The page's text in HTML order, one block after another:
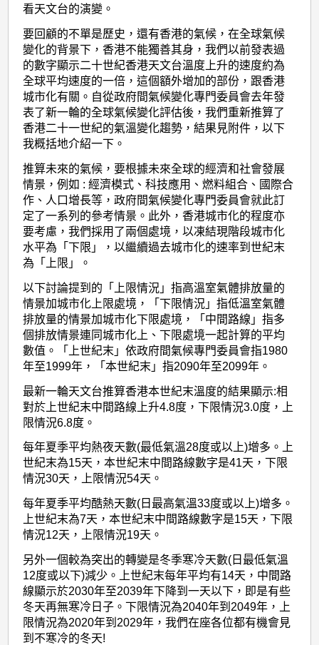
看天文台的演變。
要回顧的不單是歷史，還有香港的氣候，在全球氣候
變化的背景下，香港不能獨善其身，我們以前發表過
的數字顯示二十世紀香港天文台溫度上升的速度約為
全球平均速度的一倍，這個額外增加的部份，跟香港
城市化有關。自從政府間氣候變化專門委員會去年發
表了新一輪的全球氣候變化評估後，我們重新推算了
香港二十一世紀的氣溫變化趨勢，結果見附件，以下
我概括地介紹一下。
推算未來的氣候，要根據未來全球的經濟和社會發展
情景，例如 : 經濟模式、科技應用、燃料組合、國際合
作、人口增長等，政府間氣候變化專門委員會就此訂
定了一系列的參考情景。此外，香港城市化的程度亦
要考慮，我們採用了兩個處境，以凍結現階段城市化
水平為「下限」，以繼續過去城市化的速率到世紀末
為「上限」。
以下討論提到的「上限情況」指高溫室氣體排放量的
情景加城市化上限處境，「下限情況」指低溫室氣體
排放量的情景加城市化下限處境，「中間路線」指多
個排放情景連同城市化上、下限處境一起計算的平均
數值。「上世紀末」依政府間氣候專門委員會指1980
年至1999年，「本世紀末」指2090年至2099年。
最新一輪天文台推算香港本世紀末溫度的結果顯示:相
對於上世紀末中間路線上升4.8度，下限情況3.0度，上
限情況6.8度。
每年夏季平均熱夜天數(最低氣溫28度或以上)增多。上
世紀末為15天，本世紀末中間路線數字是41天，下限
情況30天，上限情況54天。
每年夏季平均酷熱天數(日最高氣溫33度或以上)增多。
上世紀末為7天，本世紀末中間路線數字是15天，下限
情況12天，上限情況19天。
另外一個較為突出的轉變是冬季寒冷天數(日最低氣溫
12度或以下)減少。上世紀末每年平均有14天，中間路
線顯示於2030年至2039年下降到一天以下，即是有些
冬天再無寒冷日子。下限情況為2040年到2049年，上
限情況為2020年到2029年，我們在座各位都有機會見
到不寒冷的冬天!